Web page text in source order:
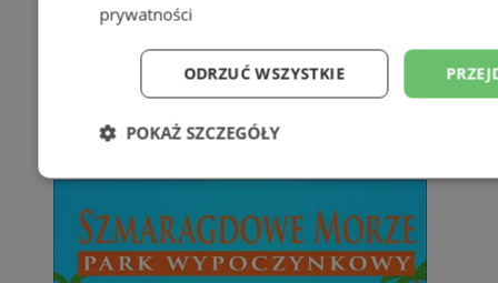
prywatności
ODRZUĆ WSZYSTKIE
POKAŻ SZCZEGÓŁY
Niezbędne Wydajność
Niesklasyfikowane